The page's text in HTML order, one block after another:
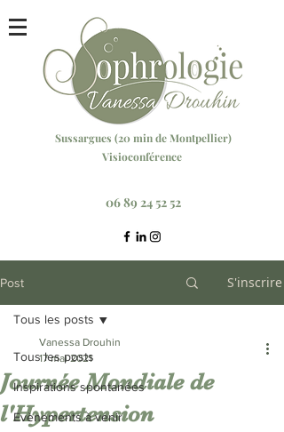
Sussargues (20 minde Montpellier)
Visioconférence
06 89 24 52 52
Post S'inscrire
Tous les posts
Inspirations spontanées
Evènements à venir
Tous les posts
Journée Mondiale de
l'Hypertension
Vanessa Drouhin
17 mai 2021